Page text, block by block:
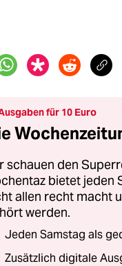
für 10 Euro
schauen den
bietet jeden
allen recht macht
werden.
Jeden Samstag als
Zusätzlich digitale